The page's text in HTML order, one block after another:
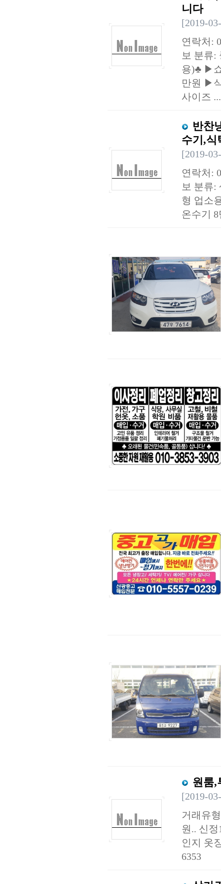
니다
[2019-
연락처:
보 분류:
용)♣ ▶
만원 ▶
사이즈 ...
반찬
수기,식
[2019-
연락처:
보 분류:
형 업소
온수기
원룸,
[2019-
거래유
원.. 신
인지 옷
6353